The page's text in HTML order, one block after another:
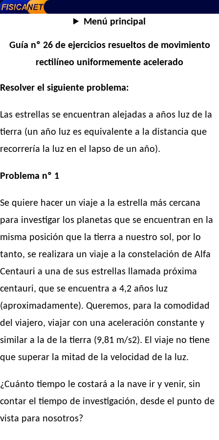
Menú principal
Guía nº 26 de ejercicios resueltos de movimiento
rectilíneo uniformemente acelerado
Resolver el siguiente problema:
Las estrellas se encuentran alejadas a años luz de la
tierra (un año luz es equivalente a la distancia que
recorrería la luz en el lapso de un año).
Problema nº 1
Se quiere hacer un viaje a la estrella más cercana
para investigar los planetas que se encuentran en la
misma posición que la tierra a nuestro sol, por lo
tanto, se realizara un viaje a la constelación de Alfa
Centauri a una de sus estrellas llamada próxima
centauri, que se encuentra a 4,2 años luz
(aproximadamente). Queremos, para la comodidad
del viajero, viajar con una aceleración constante y
similar a la de la tierra (9,81 m/s2). El viaje no tiene
que superar la mitad de la velocidad de la luz.
¿Cuánto tiempo le costará a la nave ir y venir, sin
contar el tiempo de investigación, desde el punto de
vista para nosotros?